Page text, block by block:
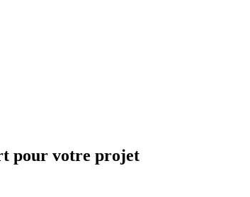
pour votre projet